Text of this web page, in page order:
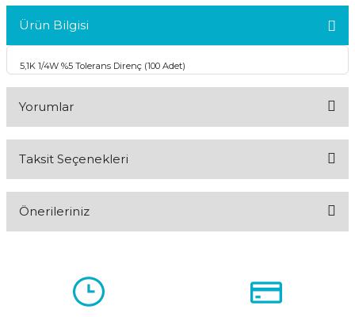
Ürün Bilgisi
5,1K 1/4W %5 Tolerans Direnç (100 Adet)
Yorumlar
Taksit Seçenekleri
Önerileriniz
kullanarak tarafımıza iletebilirsiniz.
Görüş ve önerileriniz için teşekkür ederiz.